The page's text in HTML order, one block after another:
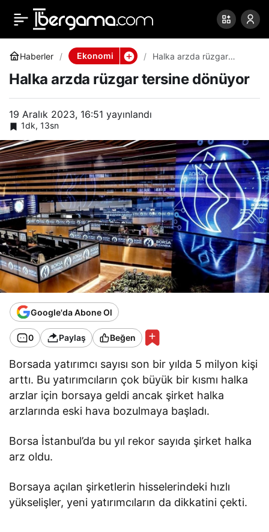
Haberler Ekonomi
Halka arzda rüzgar
Halka arzda rüzgar tersine dönüyor
19 Aralık 2023, 16:51 yayınlandı
1dk, 13sn
Google'da Abone Ol
0 Paylaş Beğen
Borsada yatırımcı sayısı son bir yılda 5 milyon kişi
arttı. Bu yatırımcıların çok büyük bir kısmı halka
arzlar için borsaya geldi ancak şirket halka
arzlarında eski hava bozulmaya başladı.
Borsa İstanbul’da bu yıl rekor sayıda şirket halka
arz oldu.
Borsaya açılan şirketlerin hisselerindeki hızlı
yükselişler, yeni yatırımcıların da dikkatini çekti.
Halka arzda rüzgar
tersine dönüyor
0 Paylaş